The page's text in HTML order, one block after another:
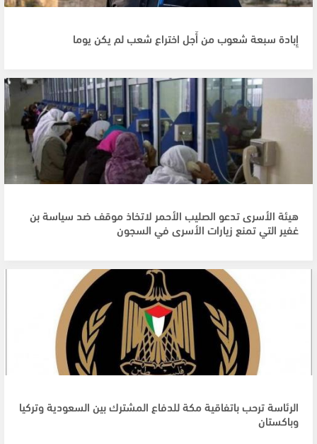
إِبادة سبعة شعوب من أَجل اختراع شعب لم يكن يوما
هيئة الأسرى تدعو الصليب الأحمر لاتخاذ موقف ضد سياسة بن
غفير التي تمنع زيارات الأسرى في السجون
الرئاسة ترحب باتفاقية مكة للدفاع المشترك بين السعودية وتركيا
وباكستان